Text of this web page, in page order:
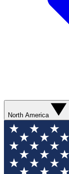
North America